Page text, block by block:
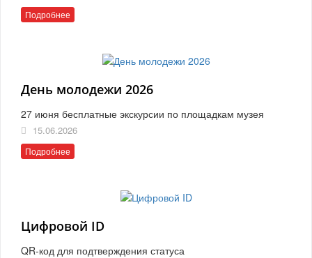
Подробнее
День молодежи 2026
27 июня бесплатные экскурсии по площадкам музея
15.06.2026
Подробнее
Цифровой ID
QR-код для подтверждения статуса